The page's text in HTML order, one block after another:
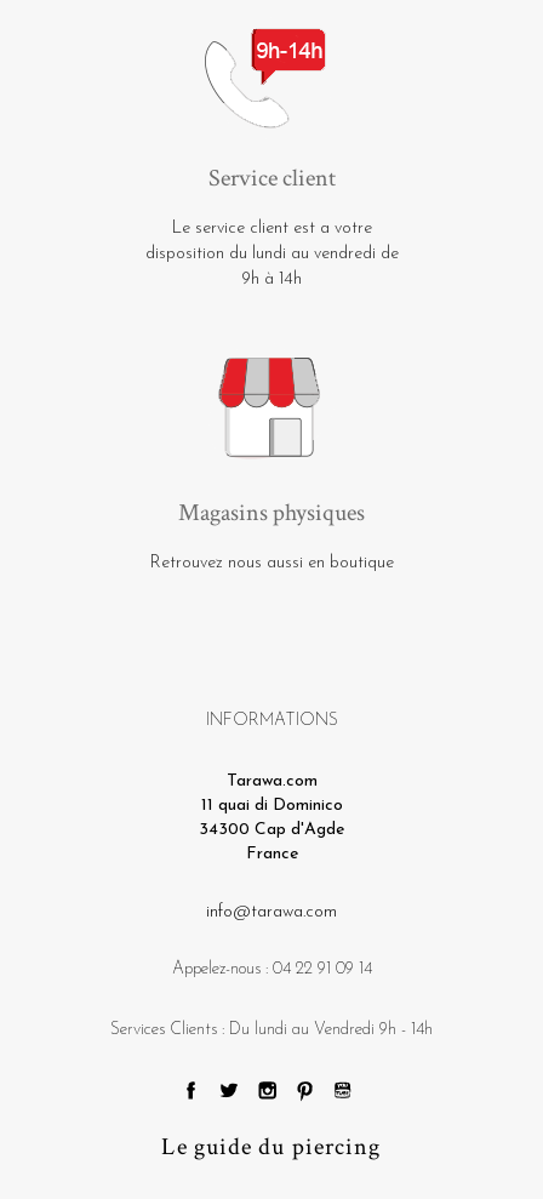
Service client
Le service client est a votre
disposition du lundi au vendredi de
9h à 14h
Magasins physiques
Retrouvez nous aussi en boutique
INFORMATIONS
Tarawa.com
11 quai di Dominico
34300 Cap d'Agde
France
info@tarawa.com
Appelez-nous : 04 22 91 09 14
Services Clients : Du lundi au Vendredi 9h - 14h
Le guide du piercing